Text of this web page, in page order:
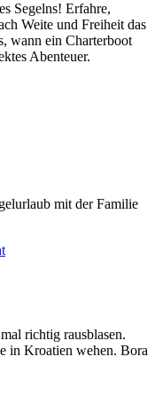
Segelns! Erfahre,
Weite und Freiheit das
wann ein Charterboot
Abenteuer.
mit der Familie
richtig rausblasen.
in Kroatien wehen. Bora